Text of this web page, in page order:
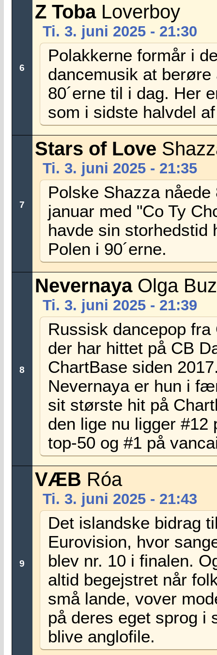
6
Z TobaLoverboy
Ti. 3. juni 2025 - 21:30
Polakkerne formår i
dancemusik at
80´erne til i dag. Her
som i sidste halvdel
7
Stars of Love
Ti. 3. juni 2025 - 21:35
Polske Shazza nåede
januar med "Co Ty
havde sin storhedstid
Polen i 90´erne.
8
NevernayaOlga
Ti. 3. juni 2025 - 21:39
Russisk dancepop fra
der har hittet på CB
ChartBase siden
Nevernaya er hun i
sit største hit på
den lige nu ligger #12
top-50 og #1 på
9
VÆB Róa
Ti. 3. juni 2025 - 21:43
Det islandske bidrag
Eurovision, hvor
blev nr. 10 i finalen.
altid begejstret når
små lande, vover
på deres eget sprog i
blive anglofile.